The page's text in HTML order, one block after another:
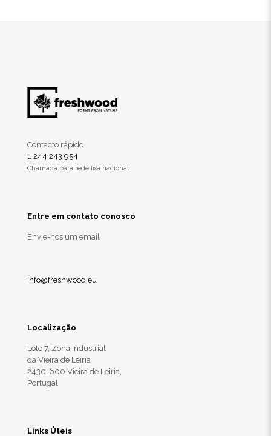
Contacto rápido
t. 244 243 954
Chamada para rede fixa nacional
Entre em contato conosco
Envie-nos um email
info@freshwood.eu
Localização
Lote 7, Zona Industrial
da Vieira de Leiria
2430-600 Vieira de Leiria,
Portugal
Links Úteis